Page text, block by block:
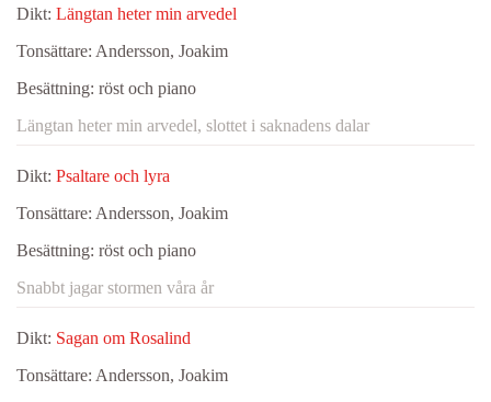
Dikt: Längtan heter min arvedel
Tonsättare: Andersson, Joakim
Besättning: röst och piano
Längtan heter min arvedel, slottet i saknadens dalar
Dikt: Psaltare och lyra
Tonsättare: Andersson, Joakim
Besättning: röst och piano
Snabbt jagar stormen våra år
Dikt: Sagan om Rosalind
Tonsättare: Andersson, Joakim